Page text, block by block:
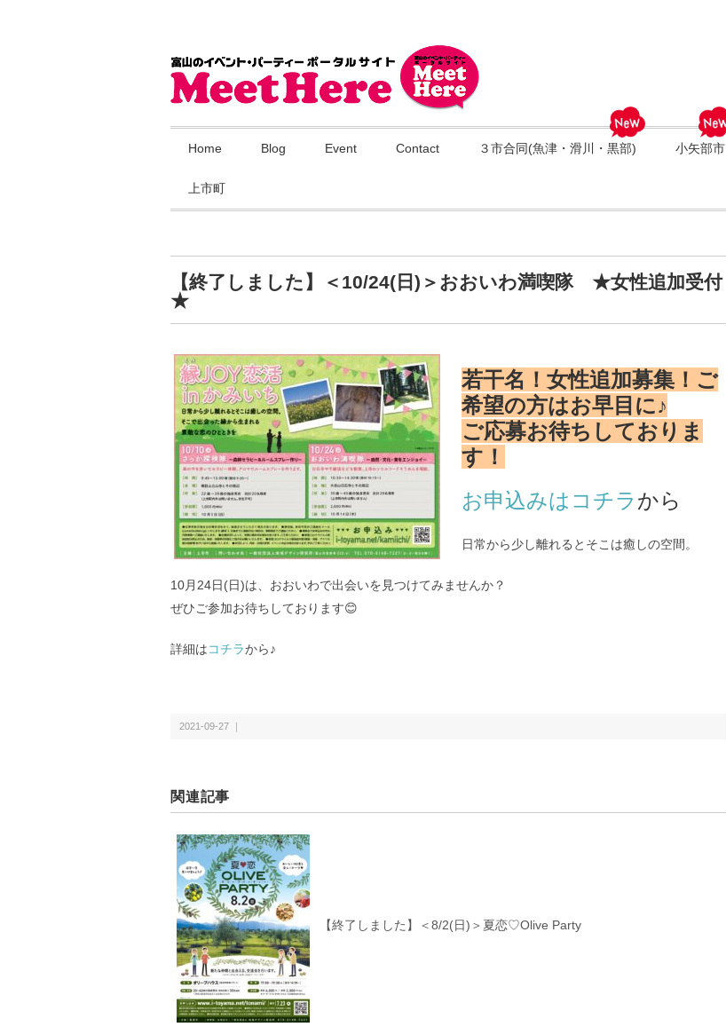
Home Blog Event Contact ３市合同(魚津・滑川・黒部) 小矢部市
上市町
【終了しました】＜10/24(日)＞おおいわ満喫隊 ★女性追加受付
★
若干名！女性追加募集！ご
希望の方はお早目に♪
ご応募お待ちしておりま
す！
お申込みはコチラ から
日常から少し離れるとそこは癒しの空間。
10月24日(日)は、おおいわで出会いを見つけてみませんか？
ぜひご参加お待ちしております😊
詳細はコチラから♪
2021-09-27 ｜
関連記事
【終了しました】＜8/2(日)＞夏恋♡Olive Party